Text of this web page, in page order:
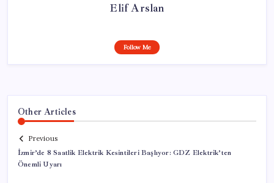
Elif Arslan
Follow Me
Other Articles
Previous
İzmir’de 8 Saatlik Elektrik Kesintileri Başlıyor: GDZ Elektrik’ten
Önemli Uyarı